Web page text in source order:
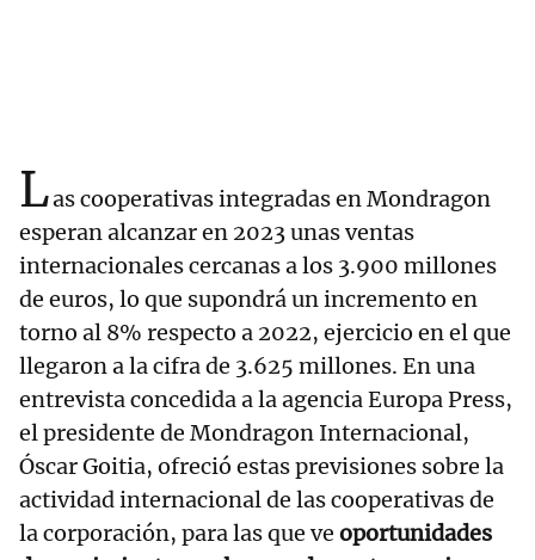
Las cooperativas integradas en Mondragon
esperan alcanzar en 2023 unas ventas
internacionales cercanas a los 3.900 millones
de euros, lo que supondrá un incremento en
torno al 8% respecto a 2022, ejercicio en el que
llegaron a la cifra de 3.625 millones. En una
entrevista concedida a la agencia Europa Press,
el presidente de Mondragon Internacional,
Óscar Goitia, ofreció estas previsiones sobre la
actividad internacional de las cooperativas de
la corporación, para las que ve oportunidades